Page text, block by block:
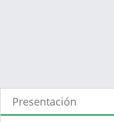
Presentación